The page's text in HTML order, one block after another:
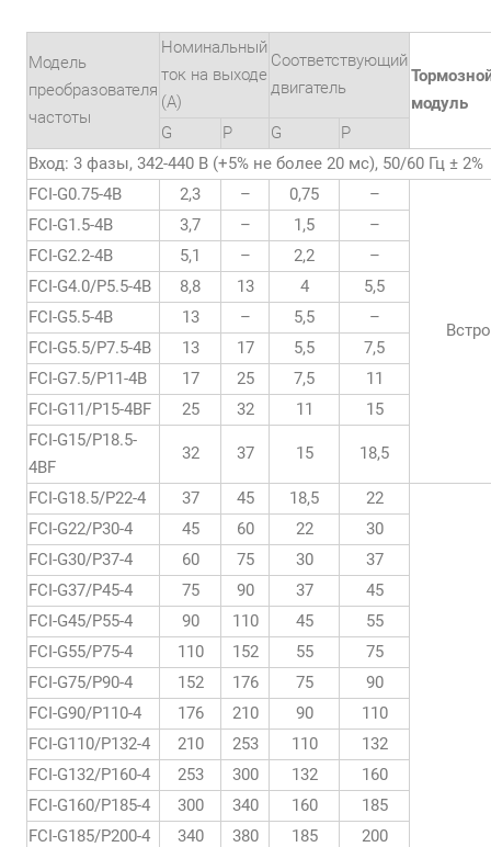
Модель
преобразователя
частоты
Номинальный
ток на выходе
(А)
Соответствующий
двигатель
модуль
G
P G
P
Вход: 3 фазы, 342-440 В (+5% не более 20 мс), 50/60 Гц ± 2%
FCI-G0.75-4B
2,3 – 0,75 –
FCI-G1.5-4B 3,7 – 1,5
–
FCI-G2.2-4B
5,1 – 2,2
–
FCI-G4.0/P5.5-4B
8,8 13 4
5,5
FCI-G5.5-4B
13 – 5,5
–
FCI-G5.5/P7.5-4B
13 17 5,5
7,5
FCI-G7.5/P11-4B
17 25 7,5
11
FCI-G11/P15-4BF
25 32 11
15
FCI-G15/P18.5-
4BF
32 37 15 18,5
FCI-G18.5/P22-4 37 45 18,5 22
FCI-G22/P30-4 45 60 22
30
FCI-G30/P37-4
60 75 30
37
FCI-G37/P45-4
75 90 37
45
FCI-G45/P55-4
90 110 45
55
FCI-G55/P75-4
110 152 55
75
FCI-G75/P90-4
152 176 75
90
FCI-G90/P110-4
176 210 90
110
FCI-G110/P132-4
210 253 110
132
FCI-G132/P160-4
253 300 132
160
FCI-G160/P185-4
300 340 160
185
FCI-G185/P200-4
340 380 185
200